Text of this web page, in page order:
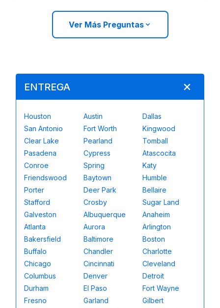
Ver Más Preguntas
ENTREGA
Houston Austin
Dallas
San Antonio
Fort Worth
Kingwood
Clear Lake
Pearland
Tomball
Pasadena
Cypress
Atascocita
Conroe
Spring
Katy
Friendswood
Baytown
Humble
Porter
Deer Park
Bellaire
Stafford
Crosby
Sugar Land
Galveston
Albuquerque
Anaheim
Atlanta
Aurora
Arlington
Bakersfield
Baltimore
Boston
Buffalo
Chandler
Charlotte
Chicago
Cincinnati
Cleveland
Columbus
Denver
Detroit
Durham
El Paso
Fort Wayne
Fresno
Garland
Gilbert